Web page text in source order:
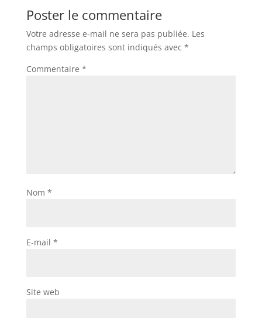
Poster le commentaire
Votre adresse e-mail ne sera pas publiée. Les
champs obligatoires sont indiqués avec *
Commentaire *
Nom *
E-mail *
Site web